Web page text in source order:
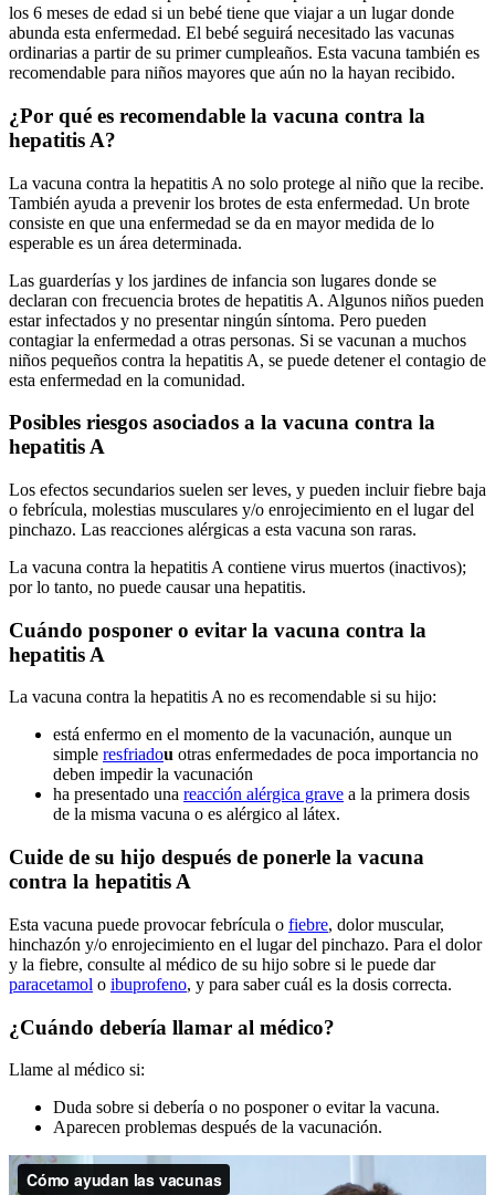
los 6 meses de edad si un bebé tiene que viajar a un lugar donde
abunda esta enfermedad. El bebé seguirá necesitado las vacunas
ordinarias a partir de su primer cumpleaños. Esta vacuna también es
recomendable para niños mayores que aún no la hayan recibido.
¿Por qué es recomendable la vacuna contra la
hepatitis A?
La vacuna contra la hepatitis A no solo protege al niño que la recibe.
También ayuda a prevenir los brotes de esta enfermedad. Un brote
consiste en que una enfermedad se da en mayor medida de lo
esperable es un área determinada.
Las guarderías y los jardines de infancia son lugares donde se
declaran con frecuencia brotes de hepatitis A. Algunos niños pueden
estar infectados y no presentar ningún síntoma. Pero pueden
contagiar la enfermedad a otras personas. Si se vacunan a muchos
niños pequeños contra la hepatitis A, se puede detener el contagio de
esta enfermedad en la comunidad.
Posibles riesgos asociados a la vacuna contra la
hepatitis A
Los efectos secundarios suelen ser leves, y pueden incluir fiebre baja
o febrícula, molestias musculares y/o enrojecimiento en el lugar del
pinchazo. Las reacciones alérgicas a esta vacuna son raras.
La vacuna contra la hepatitis A contiene virus muertos (inactivos);
por lo tanto, no puede causar una hepatitis.
Cuándo posponer o evitar la vacuna contra la
hepatitis A
La vacuna contra la hepatitis A no es recomendable si su hijo:
está enfermo en el momento de la vacunación, aunque un
simple resfriadou otras enfermedades de poca importancia no
deben impedir la vacunación
ha presentado una reacción alérgica grave a la primera dosis
de la misma vacuna o es alérgico al látex.
Cuide de su hijo después de ponerle la vacuna
contra la hepatitis A
Esta vacuna puede provocar febrícula o fiebre, dolor muscular,
hinchazón y/o enrojecimiento en el lugar del pinchazo. Para el dolor
y la fiebre, consulte al médico de su hijo sobre si le puede dar
paracetamol o ibuprofeno, y para saber cuál es la dosis correcta.
¿Cuándo debería llamar al médico?
Llame al médico si:
Duda sobre si debería o no posponer o evitar la vacuna.
Aparecen problemas después de la vacunación.